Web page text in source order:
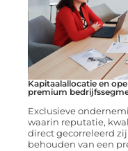
Kapitaalallocatie en
premium
Exclusieve
waarin reputatie,
direct gecorreleerd
behouden van een